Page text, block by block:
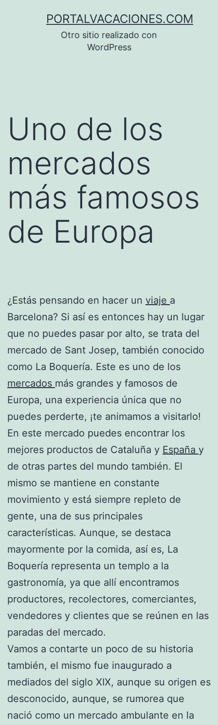
PORTALVACACIONES.COM
Otro sitio realizado con
WordPress
Uno de los
mercados
más famosos
de Europa
¿Estás pensando en hacer un viaje a
Barcelona? Si así es entonces hay un lugar
que no puedes pasar por alto, se trata del
mercado de Sant Josep, también conocido
como La Boquería. Este es uno de los
mercados más grandes y famosos de
Europa, una experiencia única que no
puedes perderte, ¡te animamos a visitarlo!
En este mercado puedes encontrar los
mejores productos de Cataluña y España y
de otras partes del mundo también. El
mismo se mantiene en constante
movimiento y está siempre repleto de
gente, una de sus principales
características. Aunque, se destaca
mayormente por la comida, así es, La
Boquería representa un templo a la
gastronomía, ya que allí encontramos
productores, recolectores, comerciantes,
vendedores y clientes que se reúnen en las
paradas del mercado.
Vamos a contarte un poco de su historia
también, el mismo fue inaugurado a
mediados del siglo XIX, aunque su origen es
desconocido, aunque, se rumorea que
nació como un mercado ambulante en la